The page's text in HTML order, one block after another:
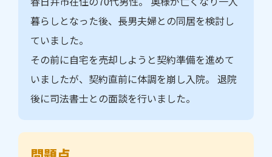
暮らしとなった後、長男夫婦との同居を検討し
ていました。
その前に自宅を売却しようと契約準備を進めて
いましたが、契約直前に体調を崩し入院。 退院
後に司法書士との面談を行いました。